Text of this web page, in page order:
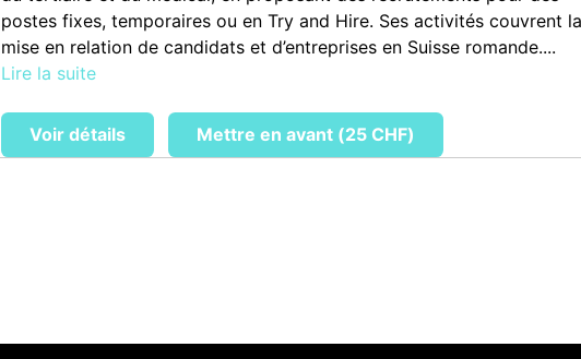
postes fixes, temporaires ou en Try and Hire. Ses activités couvrent la
mise en relation de candidats et d’entreprises en Suisse romande....
Lire la suite
Voir détails Mettre en avant (25 CHF)